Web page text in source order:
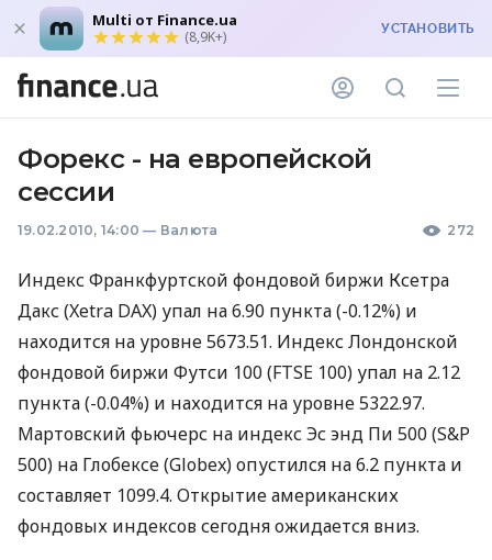
Multi от Finance.ua
(8,9K+) УСТАНОВИТЬ
Форекс - на европейской
сессии
19.02.2010, 14:00 — Валюта 272
Индекс Франкфуртской фондовой биржи Ксетра
Дакс (Xetra DAX) упал на 6.90 пункта (-0.12%) и
находится на уровне 5673.51. Индекс Лондонской
фондовой биржи Футси 100 (FTSE 100) упал на 2.12
пункта (-0.04%) и находится на уровне 5322.97.
Мартовский фьючерс на индекс Эс энд Пи 500 (S&P
500) на Глобексе (Globex) опустился на 6.2 пункта и
составляет 1099.4. Открытие американских
фондовых индексов сегодня ожидается вниз.